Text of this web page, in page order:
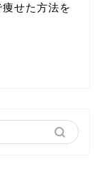
せた方法を